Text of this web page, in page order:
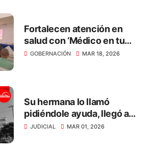
Fortalecen atención en
salud con ‘Médico en tu
Casa’ en el Magdalena
GOBERNACIÓN MAR 18, 2026
Su hermana lo llamó
pidiéndole ayuda, llegó a
defenderla y le incrustaron
JUDICIAL MAR 01, 2026